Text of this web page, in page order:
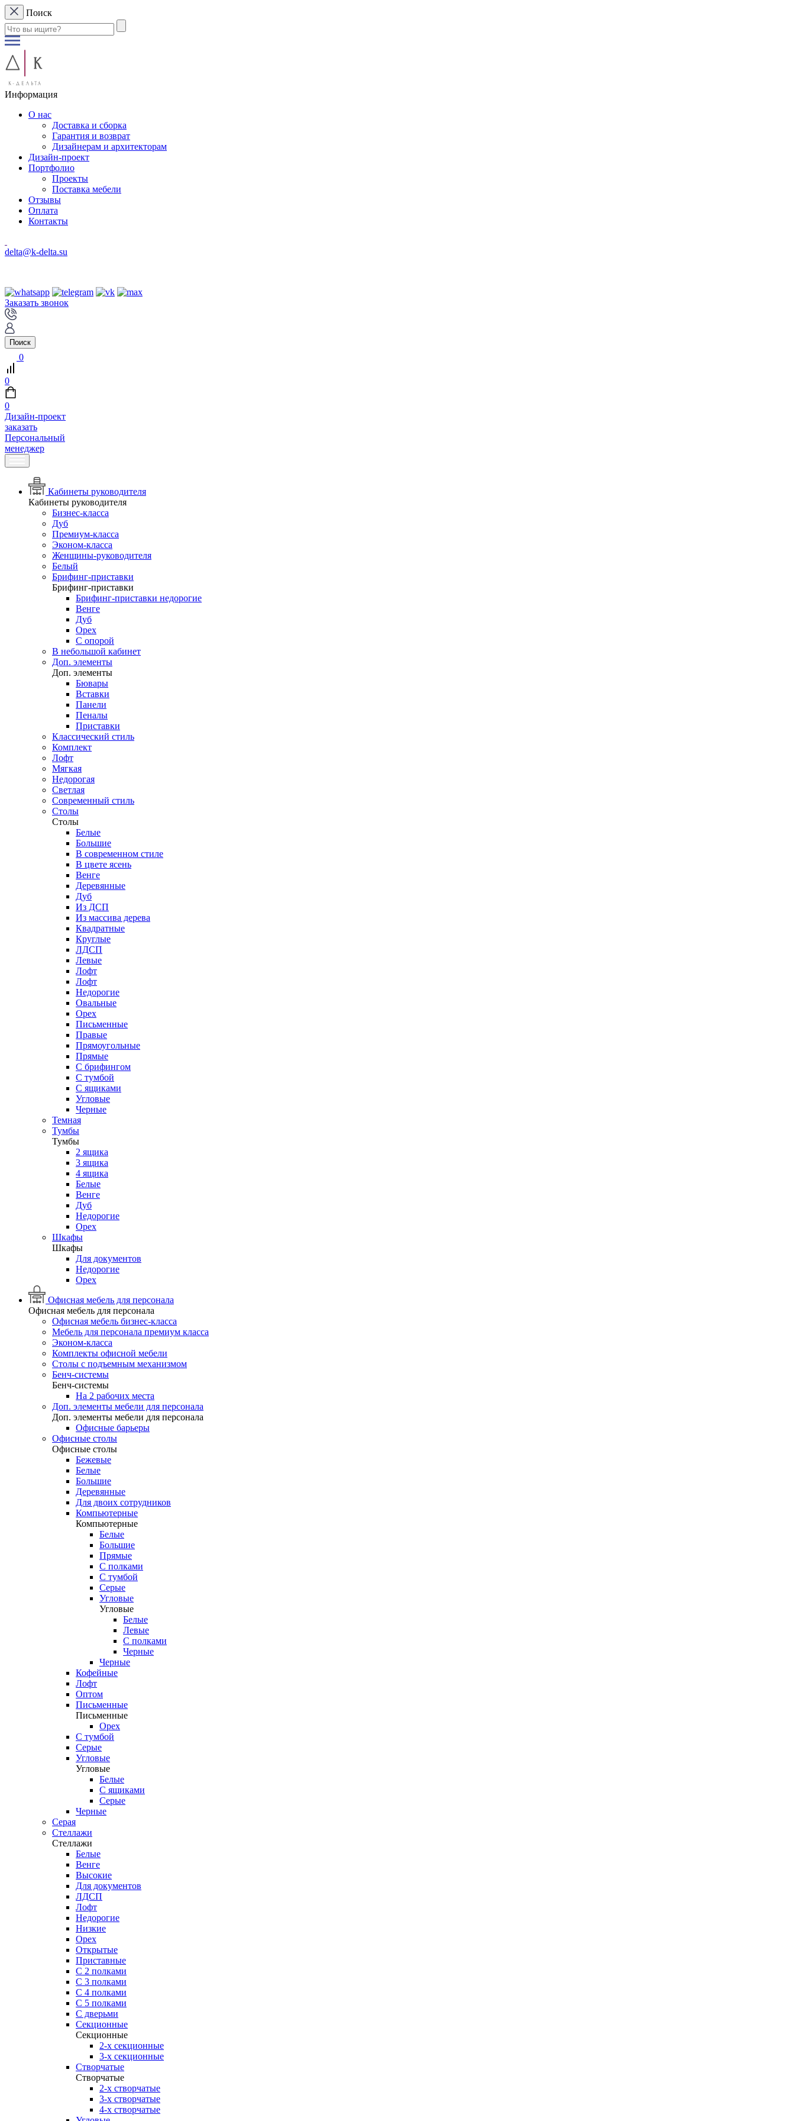
Поиск
Информация
О нас
Доставка и сборка
Гарантия и возврат
Дизайнерам и архитекторам
Дизайн-проект
Портфолио
Проекты
Поставка мебели
Отзывы
Оплата
Контакты
delta@k-delta.su
Заказать звонок
Поиск
0
0
0
Дизайн-проект
заказать
Персональный
менеджер
Кабинеты руководителя
Кабинеты руководителя
Бизнес-класса
Дуб
Премиум-класса
Эконом-класса
Женщины-руководителя
Белый
Брифинг-приставки
Брифинг-приставки
Брифинг-приставки недорогие
Венге
Дуб
Орех
С опорой
В небольшой кабинет
Доп. элементы
Доп. элементы
Бювары
Вставки
Панели
Пеналы
Приставки
Классический стиль
Комплект
Лофт
Мягкая
Недорогая
Светлая
Современный стиль
Столы
Столы
Белые
Большие
В современном стиле
В цвете ясень
Венге
Деревянные
Дуб
Из ДСП
Из массива дерева
Квадратные
Круглые
ЛДСП
Левые
Лофт
Лофт
Недорогие
Овальные
Орех
Письменные
Правые
Прямоугольные
Прямые
С брифингом
С тумбой
С ящиками
Угловые
Черные
Темная
Тумбы
Тумбы
2 ящика
3 ящика
4 ящика
Белые
Венге
Дуб
Недорогие
Орех
Шкафы
Шкафы
Для документов
Недорогие
Орех
Офисная мебель для персонала
Офисная мебель для персонала
Офисная мебель бизнес-класса
Мебель для персонала премиум класса
Эконом-класса
Комплекты офисной мебели
Столы с подъемным механизмом
Бенч-системы
Бенч-системы
На 2 рабочих места
Доп. элементы мебели для персонала
Доп. элементы мебели для персонала
Офисные барьеры
Офисные столы
Офисные столы
Бежевые
Белые
Большие
Деревянные
Для двоих сотрудников
Компьютерные
Компьютерные
Белые
Большие
Прямые
С полками
С тумбой
Серые
Угловые
Угловые
Белые
Левые
С полками
Черные
Черные
Кофейные
Лофт
Оптом
Письменные
Письменные
Орех
С тумбой
Серые
Угловые
Угловые
Белые
С ящиками
Серые
Черные
Серая
Стеллажи
Стеллажи
Белые
Венге
Высокие
Для документов
ЛДСП
Лофт
Недорогие
Низкие
Орех
Открытые
Приставные
С 2 полками
С 3 полками
С 4 полками
С 5 полками
С дверьми
Секционные
Секционные
2-х секционные
3-х секционные
Створчатые
Створчатые
2-х створчатые
3-х створчатые
4-х створчатые